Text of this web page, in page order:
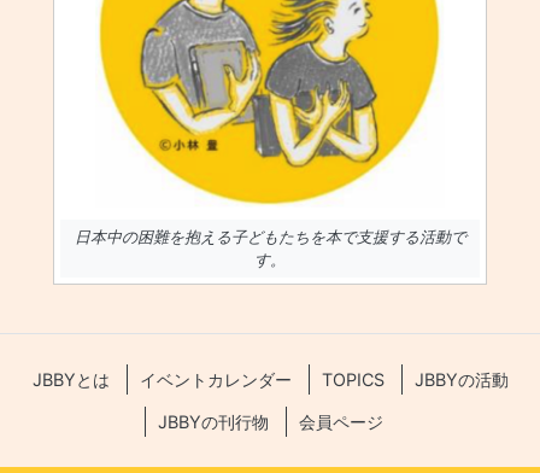
日本中の困難を抱える子どもたちを本で支援する活動で
す。
JBBYとは イベントカレンダー TOPICS JBBYの活動
JBBYの刊行物 会員ページ